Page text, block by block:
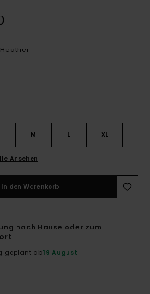
M L XL
Ansehen
In den Warenkorb
nach Hause oder zum
geplant ab19 August